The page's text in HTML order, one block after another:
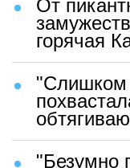
От
горячая
"Слишком
"Безумно